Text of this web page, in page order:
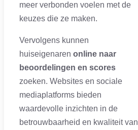
meer verbonden voelen met de
keuzes die ze maken.
Vervolgens kunnen
huiseigenaren online naar
beoordelingen en scores
zoeken. Websites en sociale
mediaplatforms bieden
waardevolle inzichten in de
betrouwbaarheid en kwaliteit van